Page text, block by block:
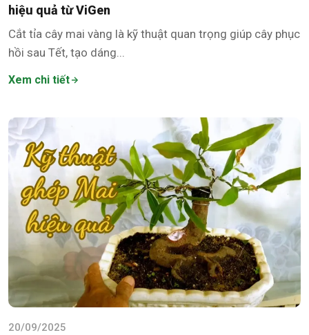
hiệu quả từ ViGen
Cắt tỉa cây mai vàng là kỹ thuật quan trọng giúp cây phục
hồi sau Tết, tạo dáng...
Xem chi tiết
20/09/2025